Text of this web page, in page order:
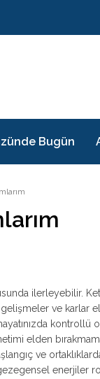
Bugün
ilerleyebilir.
ve karlar
kontrollü
elden
ve
enerjiler